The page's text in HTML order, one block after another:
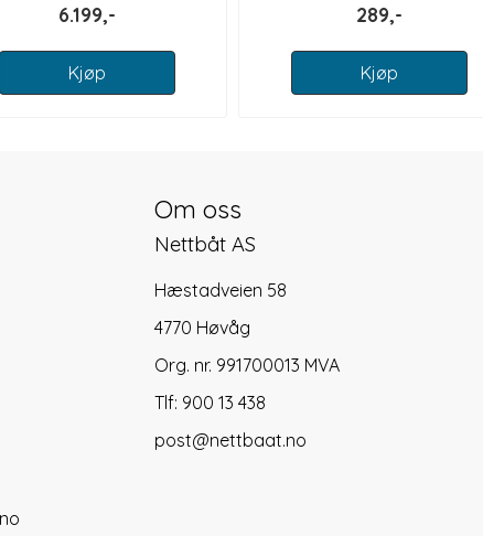
6.199,-
Kjøp
289,-
Kjøp
Om oss
Nettbåt AS
Hæstadveien 58
4770 Høvåg
Org. nr. 991700013 MVA
Tlf: 900 13 438
post@nettbaat.no